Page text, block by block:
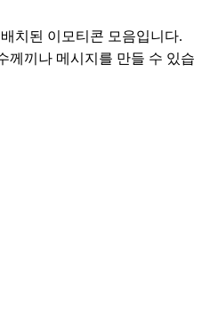
배치된 이모티콘 모음입니다.
께끼나 메시지를 만들 수 있습